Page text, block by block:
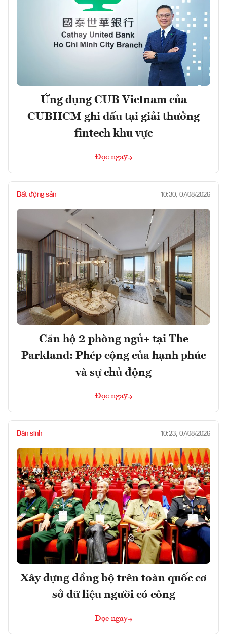
Ứng dụng CUB Vietnam của
CUBHCM ghi dấu tại giải thưởng
fintech khu vực
Đọc ngay
Bất động sản 10:30, 07/08/2026
Căn hộ 2 phòng ngủ+ tại The
Parkland: Phép cộng của hạnh phúc
và sự chủ động
Đọc ngay
Dân sinh 10:23, 07/08/2026
Xây dựng đồng bộ trên toàn quốc cơ
sở dữ liệu người có công
Đọc ngay